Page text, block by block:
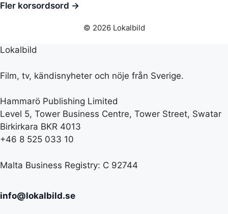
Fler korsordsord →
© 2026 Lokalbild
Lokalbild
Film, tv, kändisnyheter och nöje från Sverige.
Hammarö Publishing Limited
Level 5, Tower Business Centre, Tower Street, Swatar
Birkirkara BKR 4013
+46 8 525 033 10
Malta Business Registry: C 92744
info@lokalbild.se